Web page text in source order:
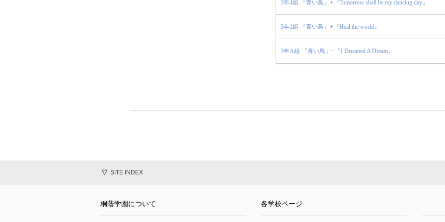
3年4組 『青い鳥』+『Tomorrow shall be my dancing day』
3年1組 『青い鳥』+『Heal the world』
3年A組 『青い鳥』+『I Dreamed A Dream』
SITE INDEX
桐蔭学園について 各学校ページ